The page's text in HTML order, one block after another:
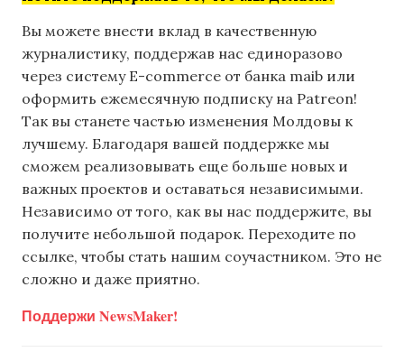
Вы можете внести вклад в качественную
журналистику, поддержав нас единоразово
через систему E-commerce от банка maib или
оформить ежемесячную подписку на Patreon!
Так вы станете частью изменения Молдовы к
лучшему. Благодаря вашей поддержке мы
сможем реализовывать еще больше новых и
важных проектов и оставаться независимыми.
Независимо от того, как вы нас поддержите, вы
получите небольшой подарок. Переходите по
ссылке, чтобы стать нашим соучастником. Это не
сложно и даже приятно.
Поддержи NewsMaker!